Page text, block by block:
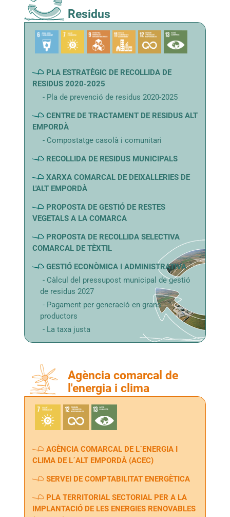
Residus
PLA ESTRATÈGIC DE RECOLLIDA DE
RESIDUS 2020-2025
Pla de prevenció de residus 2020-2025
CENTRE DE TRACTAMENT DE RESIDUS ALT
EMPORDÀ
Compostatge casolà i comunitari
RECOLLIDA DE RESIDUS MUNICIPALS
XARXA COMARCAL DE DEIXALLERIES DE
L'ALT EMPORDÀ
PROPOSTA DE GESTIÓ DE RESTES
VEGETALS A LA COMARCA
PROPOSTA DE RECOLLIDA SELECTIVA
COMARCAL DE TÈXTIL
GESTIÓ ECONÒMICA I ADMINISTRATIVA
Càlcul del pressupost municipal de gestió
de residus 2027
Pagament per generació en grans
productors
La taxa justa
Agència comarcal de
l'energia i clima
AGÈNCIA COMARCAL DE L´ENERGIA I
CLIMA DE L´ALT EMPORDÀ (ACEC)
SERVEI DE COMPTABILITAT ENERGÈTICA
PLA TERRITORIAL SECTORIAL PER A LA
IMPLANTACIÓ DE LES ENERGIES RENOVABLES